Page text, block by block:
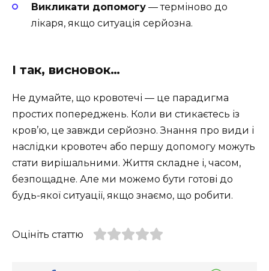
Викликати допомогу — терміново до
лікаря, якщо ситуація серйозна.
І так, висновок…
Не думайте, що кровотечі — це парадигма
простих попереджень. Коли ви стикаєтесь із
кров’ю, це завжди серйозно. Знання про види і
наслідки кровотеч або першу допомогу можуть
стати вирішальними. Життя складне і, часом,
безпощадне. Але ми можемо бути готові до
будь-якої ситуації, якщо знаємо, що робити.
Оцініть статтю